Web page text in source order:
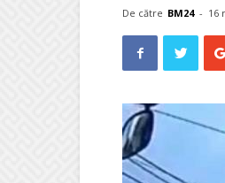
De către BM24 - 16